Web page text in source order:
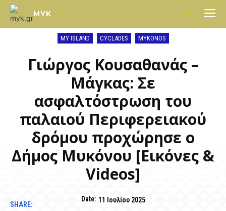
MYK
MY ISLAND CYCLADES MYKONOS
Γιώργος Κουσαθανάς –
Μάγκας: Σε
ασφαλτόστρωση του
παλαιού Περιφερειακού
δρόμου προχώρησε ο
Δήμος Μυκόνου [Εικόνες &
Videos]
Date: 11 Ιουλίου 2025
SHARE: